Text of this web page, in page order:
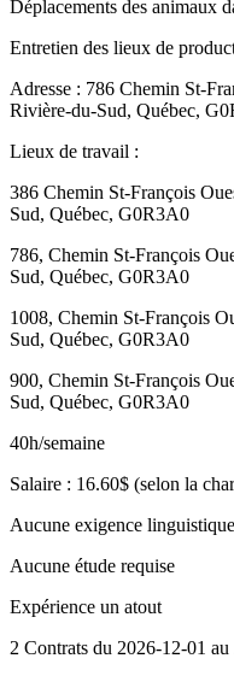
Déplacements des animaux
Entretien des lieux de
Adresse : 786 Chemin St-
Rivière-du-Sud, Québec,
Lieux de travail :
386 Chemin St-François
Sud, Québec, G0R3A0
786, Chemin St-François
Sud, Québec, G0R3A0
1008, Chemin St-François
Sud, Québec, G0R3A0
900, Chemin St-François
Sud, Québec, G0R3A0
40h/semaine
Salaire : 16.60$ (selon la
Aucune exigence linguistique
Aucune étude requise
Expérience un atout
2 Contrats du 2026-12-01 au